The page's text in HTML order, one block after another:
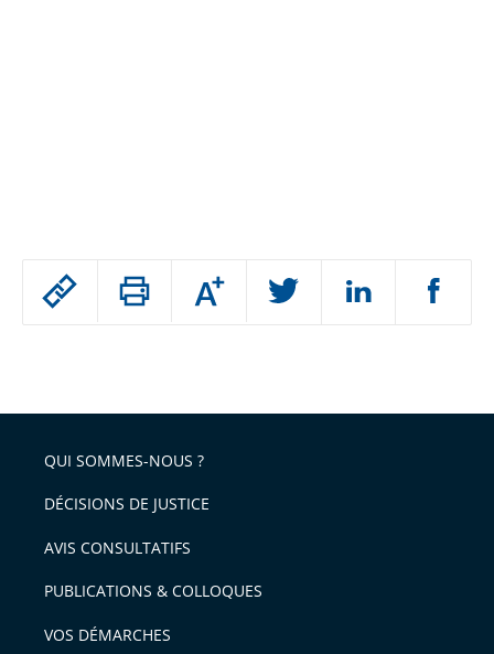
Passer
arriver
après
Augmenter
ou
l'article
pour
avant
QUI SOMMES-NOUS ?
DÉCISIONS DE JUSTICE
AVIS CONSULTATIFS
PUBLICATIONS & COLLOQUES
VOS DÉMARCHES